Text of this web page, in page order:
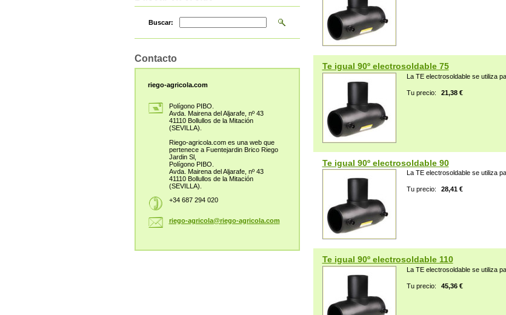
Te igual 90º electrosoldable 75
La TE electrosoldable se utiliza
Tu precio: 21,38 €
Te igual 90º electrosoldable 90
La TE electrosoldable se utiliza
Tu precio: 28,41 €
Te igual 90º electrosoldable 110
La TE electrosoldable se utiliza
Tu precio: 45,36 €
Buscar:
Contacto
riego-agricola.com
Polígono PIBO.
Avda. Mairena del Aljarafe, nº 43
41110 Bollullos de la Mitación
(SEVILLA).
Riego-agricola.com es una web que
pertenece a Fuentejardin Brico Riego
Jardin Sl,
Polígono PIBO.
Avda. Mairena del Aljarafe, nº 43
41110 Bollullos de la Mitación
(SEVILLA).
+34 687 294 020
riego-agricola@riego-agricola.com